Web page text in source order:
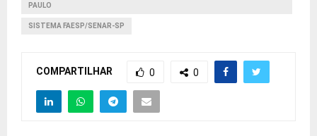
PAULO
SISTEMA FAESP/SENAR-SP
COMPARTILHAR 0 0